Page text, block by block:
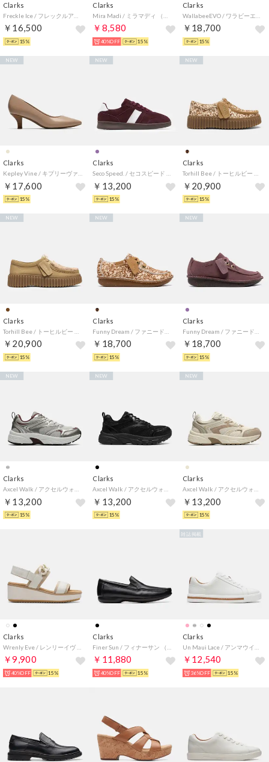
Clarks
￥16,500
15%
Clarks
￥8,580
40%OFF 15%
Clarks
￥18,700
15%
Clarks
￥17,600
NEW
15%
Clarks
￥13,200
NEW
15%
Clarks
￥20,900
NEW
15%
Clarks
￥20,900
NEW
15%
Clarks
￥18,700
NEW
15%
Clarks
￥18,700
NEW
15%
Clarks
￥13,200
NEW
15%
Clarks
￥13,200
NEW
15%
Clarks
￥13,200
NEW
15%
Clarks
￥9,900
40%OFF 15%
Clarks
￥11,880
40%OFF 15%
Clarks
￥12,540
雑誌掲載
36%OFF 15%